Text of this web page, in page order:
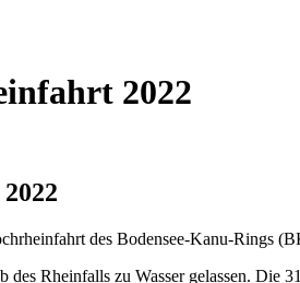
2022
des Bodensee-Kanu-Rings
Rheinfalls zu Wasser gelassen. Die